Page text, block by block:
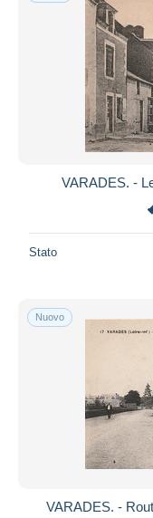
VARADES. -
Stato
Nuovo
VARADES. -